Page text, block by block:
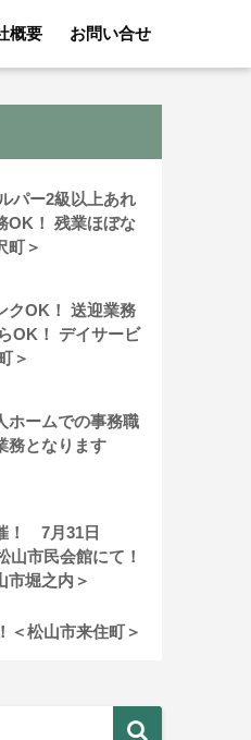
概要 お問い合せ
パー2級以上あれ
OK！ 残業ほぼな
町＞
OK！ 送迎業務
OK！ デイサービ
＞
ームでの事務職
務となります
！ 7月31日
山市民会館にて！
市堀之内＞
松山市来住町＞